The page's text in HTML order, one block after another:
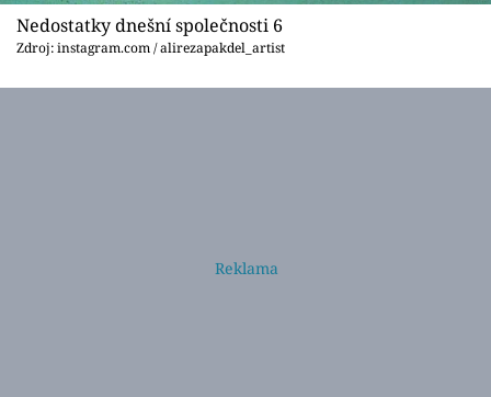
Nedostatky dnešní společnosti 6
Zdroj: instagram.com / alirezapakdel_artist